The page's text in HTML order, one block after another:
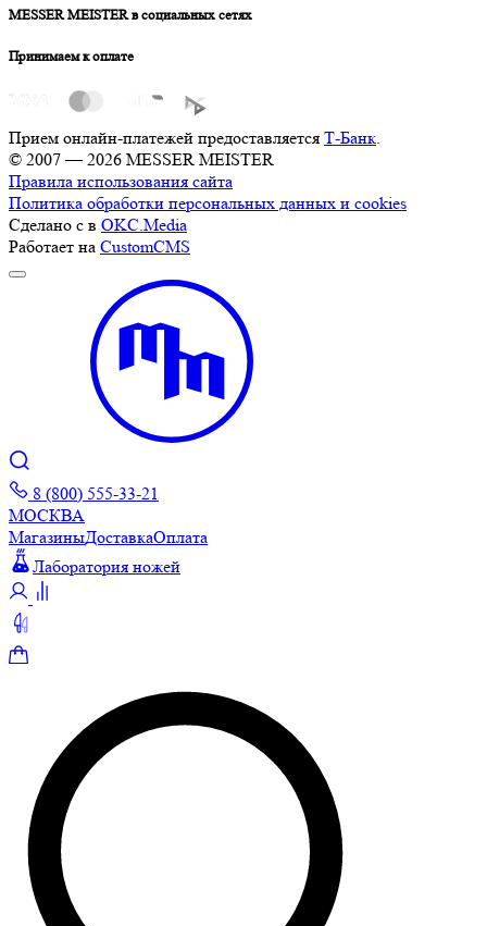
MESSER MEISTER в социальных сетях
Принимаем к оплате
Прием онлайн-платежей предоставляется Т-Банк.
© 2007 — 2026 MESSER MEISTER
Правила использования сайта
Политика обработки персональных данных и cookies
Сделано с в OKC.Media
Работает на CustomCMS
8 (800) 555-33-21
МОСКВА
МагазиныДоставкаОплата
Лаборатория ножей